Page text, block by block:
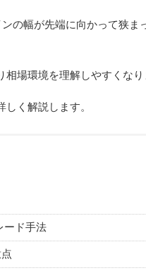
の幅が先端に向かって狭ま
場環境を理解しやすくなり
く解説します。
ード手法